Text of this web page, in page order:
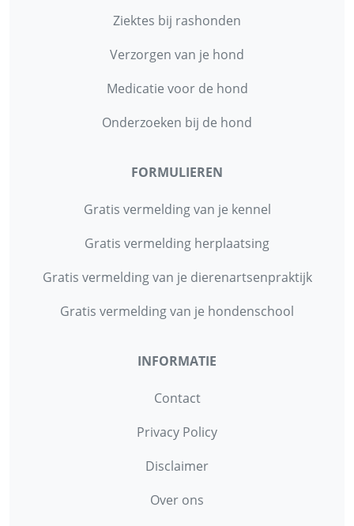
Ziektes bij rashonden
Verzorgen van je hond
Medicatie voor de hond
Onderzoeken bij de hond
FORMULIEREN
Gratis vermelding van je kennel
Gratis vermelding herplaatsing
Gratis vermelding van je dierenartsenpraktijk
Gratis vermelding van je hondenschool
INFORMATIE
Contact
Privacy Policy
Disclaimer
Over ons